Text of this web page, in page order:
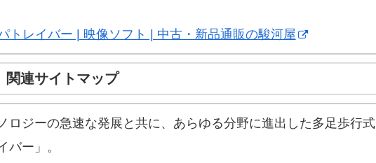
トレイバー | 映像ソフト | 中古・新品通販の駿河屋
関連サイトマップ
ロジーの急速な発展と共に、あらゆる分野に進出した多足歩行式
バー」。